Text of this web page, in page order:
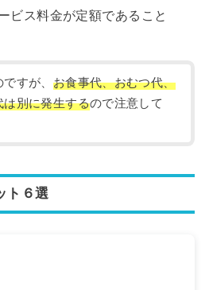
ビス料金が定額であること
すが、 お食事代、おむつ代、
は別に発生するので注意して
ト６選